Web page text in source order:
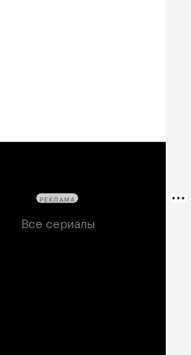
Все сериалы
РЕКЛАМА